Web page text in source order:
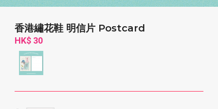
香港繡花鞋 明信片 Postcard
HK$ 30